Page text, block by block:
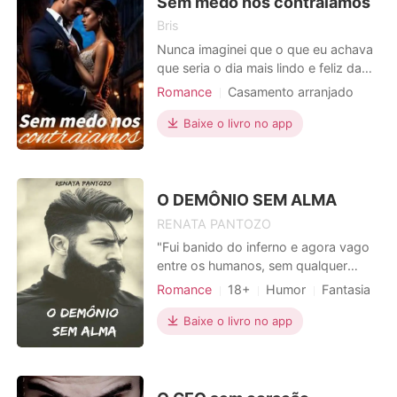
Bris
Nunca imaginei que o que eu achava
que seria o dia mais lindo e feliz da
minha vida se transformaria em um
entrar naquela igreja vazia foi a coisa
mais maligna que poderiam fazer
como aquele enquanto al
Romance
Casamento arranjado
Primeiro amor
Aristocracia
Baixe o livro no app
O DEMÔNIO SEM ALMA
RENATA PANTOZO
"Fui banido do inferno e agora vago
entre os humanos, sem qualquer
rumo ou destino. Não possuo alma
até conhecer ela... a única humana
que me fez sentir! "
Romance 18+ Humor
Fantasia
Maldição
Dançarino / Cantor
Baixe o livro no app